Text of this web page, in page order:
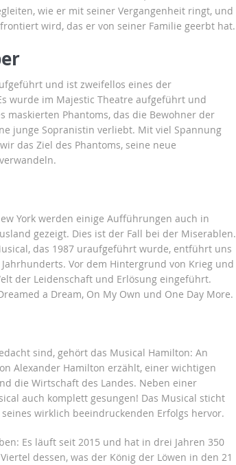
wie er mit seiner Vergangenheit ringt, und
wird, das er von seiner Familie geerbt hat.
und ist zweifellos eines der
wurde im Majestic Theatre aufgeführt und
maskierten Phantoms, das die Bewohner der
junge Sopranistin verliebt. Mit viel Spannung
das Ziel des Phantoms, seine neue
York werden einige Aufführungen auch in
gezeigt. Dies ist der Fall bei der Miserablen.
das 1987 uraufgeführt wurde, entführt uns
Vor dem Hintergrund von Krieg und
der Leidenschaft und Erlösung eingeführt.
a Dream, On My Own und One Day More.
sind, gehört das Musical Hamilton: An
Alexander Hamilton erzählt, einer wichtigen
die Wirtschaft des Landes. Neben einer
auch komplett gesungen! Das Musical sticht
wirklich beeindruckenden Erfolgs hervor.
Es läuft seit 2015 und hat in drei Jahren 350
dessen, was der König der Löwen in den 21